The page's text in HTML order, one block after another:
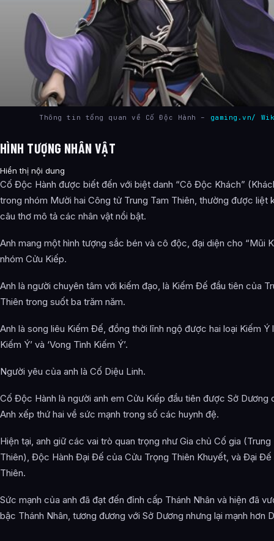
Thông tin tổng quan về Cố Độc Hành – gaming.vn/
HÌNH TƯỢNG NHÂN VẬT
Hiển thị nội dung
Cố Độc Hành được biết đến với biệt danh “Cô Độc Khách”
trong nhóm Mười hai Công tử Trung Tam Thiên, thường được liệt
câu thơ mô tả các nhân vật nổi bật.
Anh mang một hình tượng sắc bén và cô độc, đại diện cho “Mũi
nhóm Cửu Kiếp.
Anh là người chuyên tâm với kiếm đạo, là Kiếm Đế đầu tiên của
Thiên trong suốt ba trăm năm.
Anh là song liêu Kiếm Đế, đồng thời lĩnh ngộ được hai loại Kiếm Ý
Kiếm Ý’ và ‘Vong Tình Kiếm Ý’.
Người yêu của anh là Cố Diệu Linh.
Cố Độc Hành là người anh em Cửu Kiếp đầu tiên được Sở Dương
Anh xếp thứ hai về sức mạnh trong số các huynh đệ.
Hiện tại, anh giữ các vai trò quan trọng như Gia chủ Cố gia (Trung
Thiên), Độc Hành Đại Đế của Cửu Trọng Thiên Khuyết, và Đại Đế
Thiên.
Sức mạnh của anh đã đạt đến đỉnh cấp Thánh Nhân và hiện đã
bậc Thánh Nhân, tương đương với Sở Dương nhưng lại mạnh hơn